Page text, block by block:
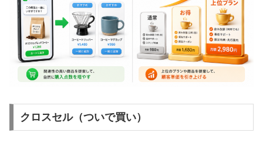
クロスセル（ついで買い）